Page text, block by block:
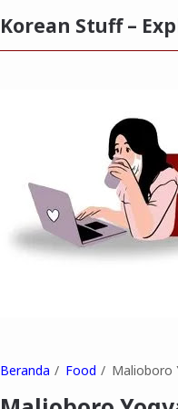
Korean Stuff –
Beranda Food Malioboro